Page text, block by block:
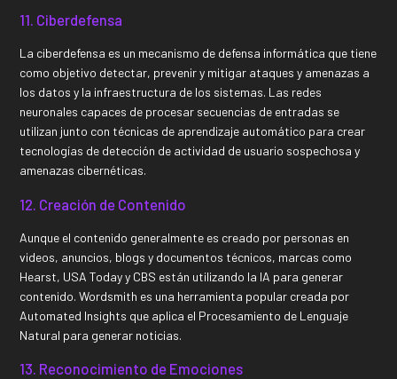
11. Ciberdefensa
La ciberdefensa es un mecanismo de defensa informática que tiene
como objetivo detectar, prevenir y mitigar ataques y amenazas a
los datos y la infraestructura de los sistemas. Las redes
neuronales capaces de procesar secuencias de entradas se
utilizan junto con técnicas de aprendizaje automático para crear
tecnologías de detección de actividad de usuario sospechosa y
amenazas cibernéticas.
12. Creación de Contenido
Aunque el contenido generalmente es creado por personas en
videos, anuncios, blogs y documentos técnicos, marcas como
Hearst, USA Today y CBS están utilizando la IA para generar
contenido. Wordsmith es una herramienta popular creada por
Automated Insights que aplica el Procesamiento de Lenguaje
Natural para generar noticias.
13. Reconocimiento de Emociones